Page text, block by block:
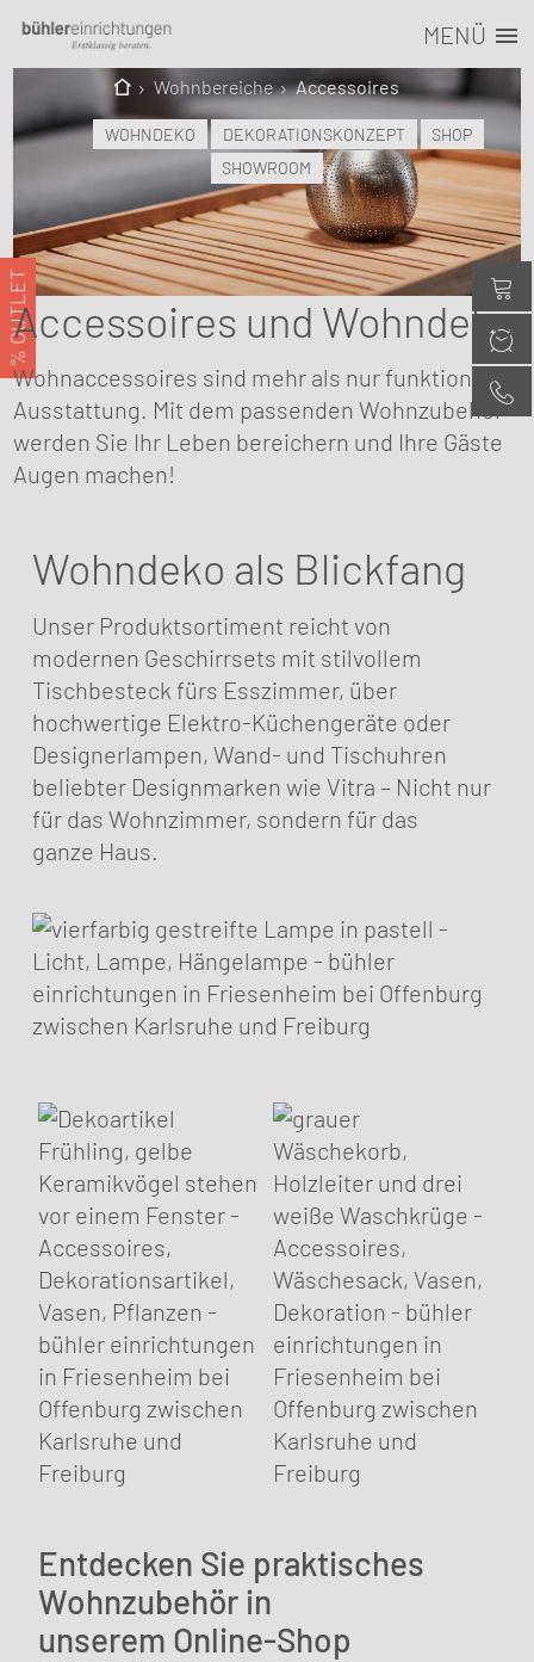
MENÜ
Wohnbereiche Accessoires
WOHNDEKO DEKORATIONSKONZEPT
SHOP
SHOWROOM
% OUTLET
Accessoires und Wohndeko
Wohnaccessoires sind mehr als nur funktionelle
Ausstattung. Mit dem passenden Wohnzubehör
werden Sie Ihr Leben bereichern und Ihre Gäste
Augen machen!
Wohndeko als Blickfang
Unser Produktsortiment reicht von
modernen Geschirrsets mit stilvollem
Tischbesteck fürs Esszimmer, über
hochwertige Elektro-Küchengeräte oder
Designer­lampen, Wand- und Tischuhren
beliebter Design­marken wie Vitra – Nicht nur
für das Wohnzimmer, sondern für das
ganze Haus.
Entdecken Sie praktisches
Wohnzubehör in
unserem Online-Shop